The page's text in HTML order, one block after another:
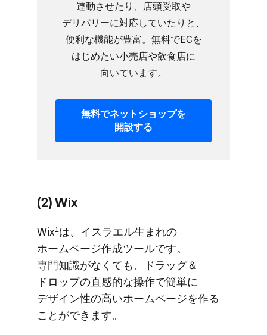
連動させたり、​店頭受取や​
デリバリーに​対応していたりと、​
便利な​機能が​豊富。​無料で​ECを​
はじめたい​小売店や​飲食店に​
向いています。
無料で​ネットショップを​
開設する
(2) Wix
Wix1 は、​イスラエル生まれの​
ホームページ作成ツールです。​
専門知識が​なくても、​ドラッグ＆
ドロップの​直感的な​操作で​簡単に​
デザイン性の​高い​ホームページを​作る​
ことができます。